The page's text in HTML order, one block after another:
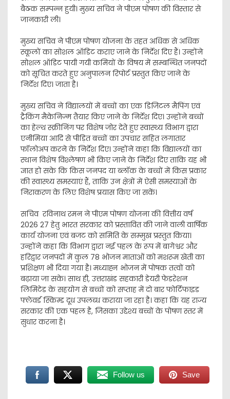
बैठक सम्पन्न हुयी। मुख्य सचिव ने पीएम पोषण की विस्तार से
जानकारी ली।
मुख्य सचिव ने पीएम पोषण योजना के तहत अधिक से अधिक
स्कूलों का सोशल ऑडिट कराए जाने के निर्देश दिए हैं। उन्होंने
सोशल ऑडिट पायी गयी कमियों के विषय में सम्बन्धित जनपदों
को सूचित करते हुए अनुपालन रिपोर्ट प्रस्तुत किए जाने के
निर्देश दिए। जाता है।
मुख्य सचिव ने विद्यालयों में बच्चों का एक डिजिटल मैपिंग एवं
ट्रैकिंग मैकेनिज्म तैयार किए जाने के निर्देश दिए। उन्होंने बच्चों
का हेल्थ स्क्रीनिंग पर विशेष जोर देते हुए स्वास्थ्य विभाग द्वारा
एनीमिया आदि से पीड़ित बच्चों का उपचार सहित लगातार
फॉलोअप करने के निर्देश दिए। उन्होंने कहा कि विद्यालयों का
स्थान विशेष विश्लेषण भी किए जाने के निर्देश दिए ताकि यह भी
ज्ञात हो सके कि किस जनपद या ब्लॉक के बच्चों में किस प्रकार
की स्वास्थ्य समस्याएं हैं, ताकि उन क्षेत्रों में ऐसी समस्याओं के
निराकरण के लिए विशेष प्रयास किए जा सकें।
सचिव रविनाथ रमन ने पीएम पोषण योजना की वित्तीय वर्ष
2026 27 हेतु भारत सरकार को प्रस्तावित की जाने वाली वार्षिक
कार्य योजना एवं बजट को समिति के सम्मुख प्रस्तुत किया।
उन्होंने कहा कि विभाग द्वारा नई पहल के रूप में बागेश्वर और
हरिद्वार जनपदों में कुल 78 भोजन माताओं को मशरूम खेती का
प्रशिक्षण भी दिया गया है। मध्याह्न भोजन में पोषक तत्वों को
बढ़ाया जा सके। साथ ही, उत्तराखंड सहकारी डेयरी फेडरेशन
लिमिटेड के सहयोग से बच्चों को सप्ताह में दो बार फोर्टिफाइड
फ्लेवर्ड स्किम्ड दूध उपलब्ध कराया जा रहा है। कहा कि यह राज्य
सरकार की एक पहल है, जिसका उद्देश्य बच्चों के पोषण स्तर में
सुधार करना है।
Follow us Save